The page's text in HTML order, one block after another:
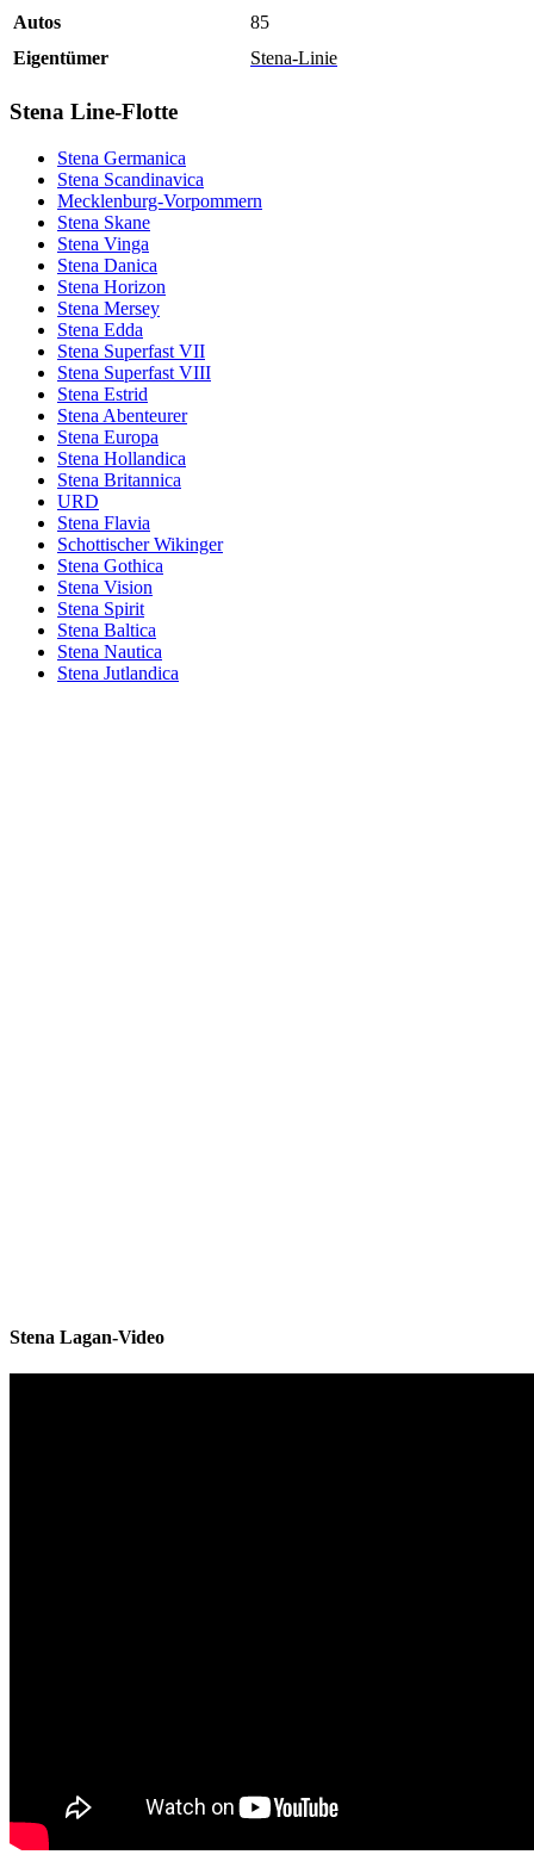
Autos
85
Eigentümer
Stena-Linie
Stena Line-Flotte
Stena Germanica
Stena Scandinavica
Mecklenburg-Vorpommern
Stena Skane
Stena Vinga
Stena Danica
Stena Horizon
Stena Mersey
Stena Edda
Stena Superfast VII
Stena Superfast VIII
Stena Estrid
Stena Abenteurer
Stena Europa
Stena Hollandica
Stena Britannica
URD
Stena Flavia
Schottischer Wikinger
Stena Gothica
Stena Vision
Stena Spirit
Stena Baltica
Stena Nautica
Stena Jutlandica
Stena Lagan-Video